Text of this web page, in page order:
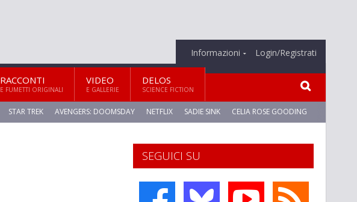
Informazioni Login/Registrati
RACCONTI
E FUMETTI ORIGINALI
VIDEO
E GALLERIE
DELOS
SCIENCE FICTION
STAR TREK AVENGERS: DOOMSDAY NETFLIX SADIE SINK CELIA ROSE GOODING
SEGUICI SU